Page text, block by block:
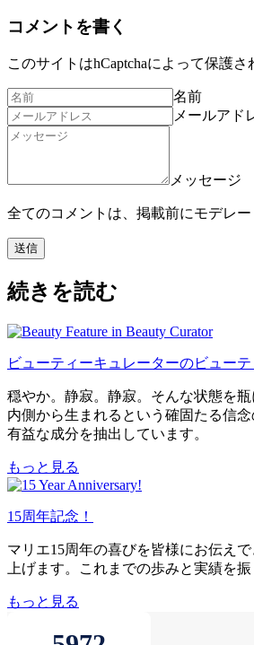
コメントを書く
このサイトはhCaptchaによって保護さ
名前
メールアド
メッセージ
全てのコメントは、掲載前にモデレ
送信
続きを読む
ビューティーキュレーターのビュー
穏やか。静寂。静寂。そんな状態を
内側から生まれるという確固たる信
有益な成分を抽出しています。
もっと見る
15周年記念！
マリエ15周年の喜びを皆様にお伝え
上げます。これまでの歩みと実績を
もっと見る